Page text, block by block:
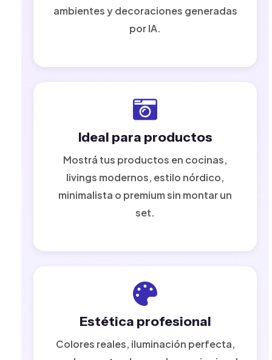
ambientes y decoraciones generadas
por IA.
Ideal para productos
Mostrá tus productos en cocinas,
livings modernos, estilo nórdico,
minimalista o premium sin montar un
set.
Estética profesional
Colores reales, iluminación perfecta,